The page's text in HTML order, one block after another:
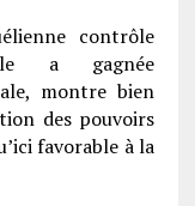
contrôle
a gagnée
montre bien
des pouvoirs
favorable à la